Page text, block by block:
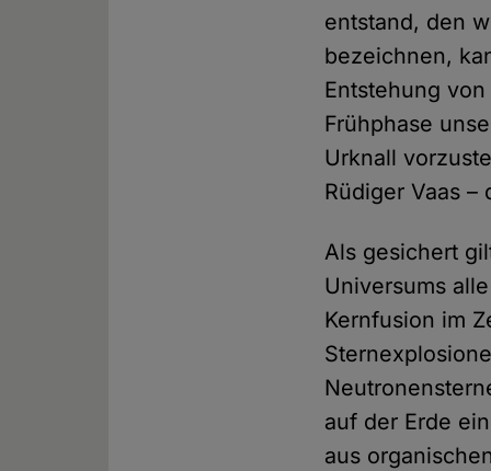
entstand, den
bezeichnen,
Entstehung
Frühphase
Urknall
Rüdiger Vaas
Als gesichert
Universums
Kernfusion im
auf der Erde
aus